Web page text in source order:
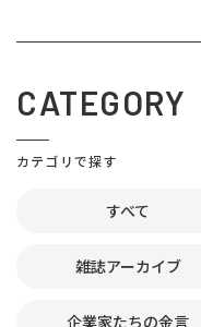
CATEGORY
カテゴリで探す
すべて
雑誌アーカイブ
企業家たちの金言